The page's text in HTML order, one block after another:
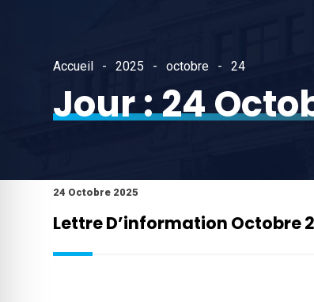
Accueil 2025 octobre 24
Jour :24
24 Octobre 2025
Lettre D’information Octobre